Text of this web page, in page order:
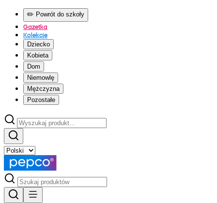
✏️ Powrót do szkoły
Gazetka
Kolekcje
Dziecko
Kobieta
Dom
Niemowlę
Mężczyzna
Pozostałe